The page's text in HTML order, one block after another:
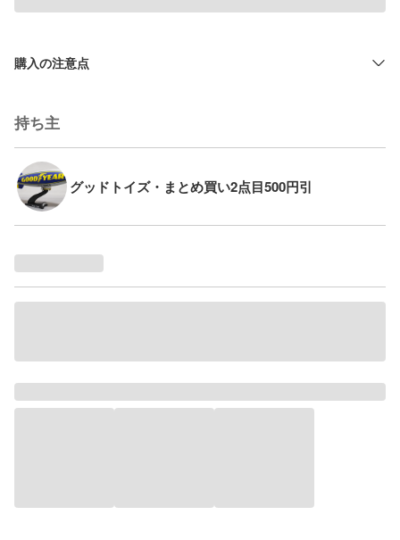
購入の注意点
持ち主
グッドトイズ・まとめ買い2点目500円引